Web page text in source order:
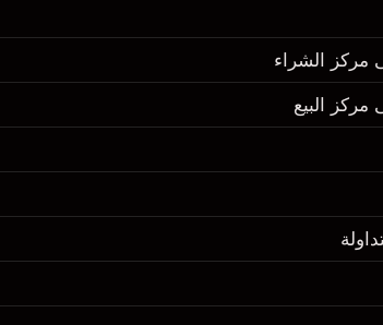
للتداول من خلال عقود
مركز الشراء
$1,000.00
-0.061644
(-$1.85)
البيع
$1,000.00
0.013699